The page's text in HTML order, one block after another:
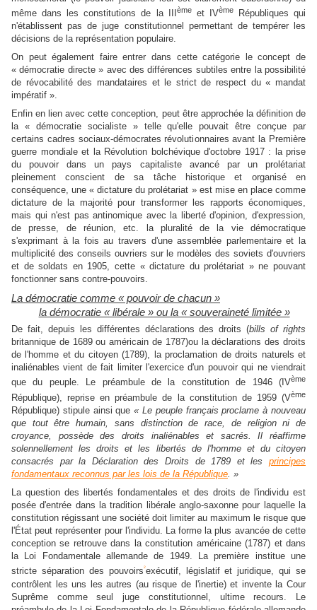
même dans les constitutions de la III
èmeet IVèmeRépubliques qui
n'établissent pas de juge constitutionnel permettant de tempérer les
décisions de la représentation populaire.
On peut également faire entrer dans cette catégorie le concept de
« démocratie directe » avec des différences subtiles entre la possibilité
de révocabilité des mandataires et le strict de respect du « mandat
impératif ».
Enfin en lien avec cette conception, peut être approchée la définition de
la « démocratie socialiste » telle qu'elle pouvait être conçue par
certains cadres sociaux-démocrates révolutionnaires avant la Première
guerre mondiale et la Révolution bolchévique d'octobre 1917 : la prise
du pouvoir dans un pays capitaliste avancé par un prolétariat
pleinement conscient de sa tâche historique et organisé en
conséquence, une « dictature du prolétariat » est mise en place comme
dictature de la majorité pour transformer les rapports économiques,
mais qui n'est pas antinomique avec la liberté d'opinion, d'expression,
de presse, de réunion, etc. la pluralité de la vie démocratique
s'exprimant à la fois au travers d'une assemblée parlementaire et la
multiplicité des conseils ouvriers sur le modèles des soviets d'ouvriers
et de soldats en 1905, cette « dictature du prolétariat » ne pouvant
fonctionner sans contre-pouvoirs.
La démocratie comme « pouvoir de chacun »
la démocratie « libérale » ou la « souveraineté limitée »
De fait, depuis les différentes déclarations des droits (bills of rights
britannique de 1689 ou américain de 1787)ou la déclarations des droits
de l'homme et du citoyen (1789), la proclamation de droits naturels et
inaliénables vient de fait limiter l'exercice d'un pouvoir qui ne viendrait
que du peuple. Le préambule de la constitution de 1946 (IVème
République), reprise en préambule de la constitution de 1959 (Vème
République) stipule ainsi que« Le peuple français proclame à nouveau
que tout être humain, sans distinction de race, de religion ni de
croyance, possède des droits inaliénables et sacrés. Il réaffirme
solennellement les droits et les libertés de l'homme et du citoyen
consacrés par la Déclaration des Droits de 1789 et les
principes
fondamentaux reconnus par les lois de la République. »
La question des libertés fondamentales et des droits de l'individu est
posée d'entrée dans la tradition libérale anglo-saxonne pour laquelle la
constitution régissant une société doit limiter au maximum le risque que
l'État peut représenter pour l'individu. La forme la plus avancée de cette
conception se retrouve dans la constitution américaine (1787) et dans
la Loi Fondamentale allemande de 1949. La première institue une
stricte séparation des pouvoirs2exécutif, législatif et juridique, qui se
contrôlent les uns les autres (au risque de l'inertie) et invente la Cour
Suprême comme seul juge constitutionnel, ultime recours. Le